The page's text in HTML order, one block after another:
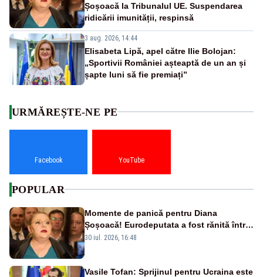
Șoșoacă la Tribunalul UE. Suspendarea
ridicării imunității, respinsă
3 aug. 2026, 14:44
Elisabeta Lipă, apel către Ilie Bolojan:
„Sportivii României așteaptă de un an și
șapte luni să fie premiați”
URMĂREȘTE-NE PE
Facebook YouTube
POPULAR
Momente de panică pentru Diana
Șoșoacă! Eurodeputata a fost rănită într-
un accident rutier
30 iul. 2026, 16:48
Vasile Tofan: Sprijinul pentru Ucraina este